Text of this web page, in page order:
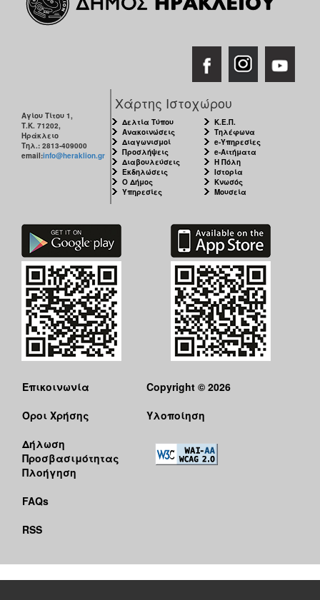
Αγίου Τίτου 1,
Τ.Κ. 71202,
Ηράκλειο
Τηλ.: 2813-409000
email:info@heraklion.gr
Χάρτης Ιστοχώρου
Δελτία Τύπου
Ανακοινώσεις
Διαγωνισμοί
Προσλήψεις
Διαβουλεύσεις
Εκδηλώσεις
Ο Δήμος
Υπηρεσίες
Κ.Ε.Π.
Τηλέφωνα
e-Υπηρεσίες
e-Αιτήματα
Η Πόλη
Ιστορία
Κνωσός
Μουσεία
Επικοινωνία
Όροι Χρήσης
Δήλωση
Προσβασιμότητας
Πλοήγηση
FAQs
RSS
Copyright © 2026
Υλοποίηση